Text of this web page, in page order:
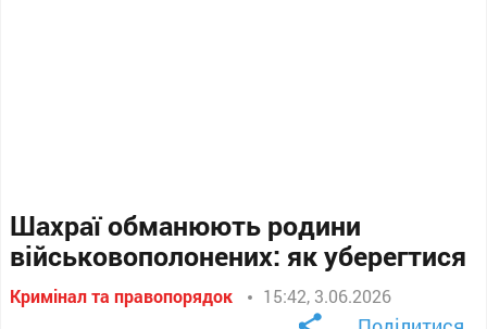
Шахраї обманюють родини
військовополонених: як уберегтися
Кримінал та правопорядок 15:42, 3.06.2026